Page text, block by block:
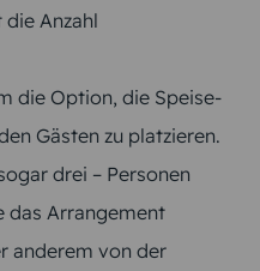
Anzahl
die Option, die Speise-
Gästen zu platzieren.
drei – Personen
das Arrangement
anderem von der